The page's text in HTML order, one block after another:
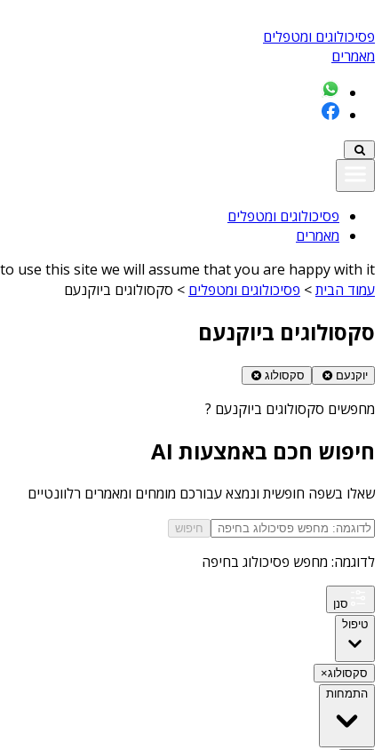
פסיכולוגים ומטפלים
מאמרים
פסיכולוגים ומטפלים
מאמרים
use this site we will assume that you are happy with it
עמוד הבית> פסיכולוגים ומטפלים > סקסולוגים ביוקנעם
סקסולוגים ביוקנעם
יוקנעם סקסולוג
מחפשים סקסולוגים ביוקנעם ?
חיפוש חכם באמצעות AI
שאלו בשפה חופשית ונמצא עבורכם מומחים ומאמרים רלוונטיים
חיפוש
לדוגמה: מחפש פסיכולוג בחיפה
סנן
טיפול
סקסולוג×
התמחות